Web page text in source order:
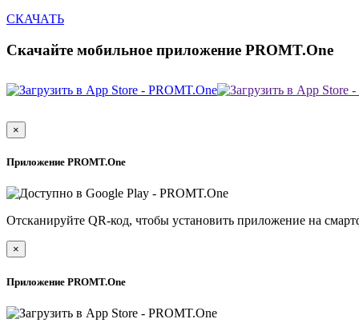
СКАЧАТЬ
Скачайте мобильное приложение PROMT.One
×
Приложение PROMT.One
Отсканируйте QR-код, чтобы установить приложение на
×
Приложение PROMT.One